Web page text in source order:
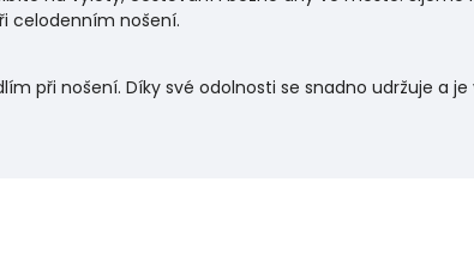
celodenním nošení.
při nošení. Díky své odolnosti se snadno udržuje a